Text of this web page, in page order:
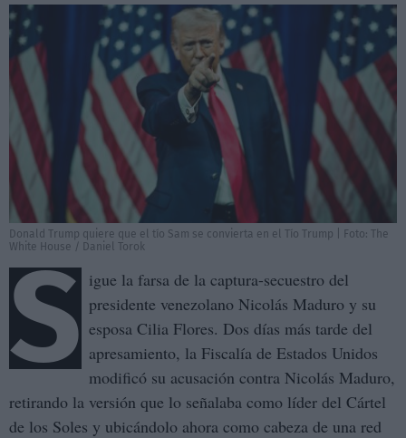
Donald Trump quiere que el tío Sam se convierta en el Tío Trump | Foto: The
White House / Daniel Torok
S igue la farsa de la captura-secuestro del
presidente venezolano Nicolás Maduro y su
esposa Cilia Flores. Dos días más tarde del
apresamiento, la Fiscalía de Estados Unidos
modificó su acusación contra Nicolás Maduro,
retirando la versión que lo señalaba como líder del Cártel
de los Soles y ubicándolo ahora como cabeza de una red